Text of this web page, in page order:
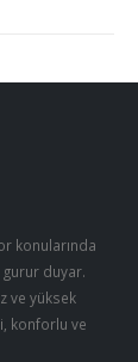
konularında
duyar.
ve yüksek
konforlu ve